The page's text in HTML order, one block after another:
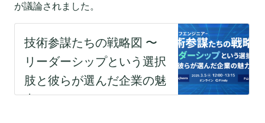
が議論されました。